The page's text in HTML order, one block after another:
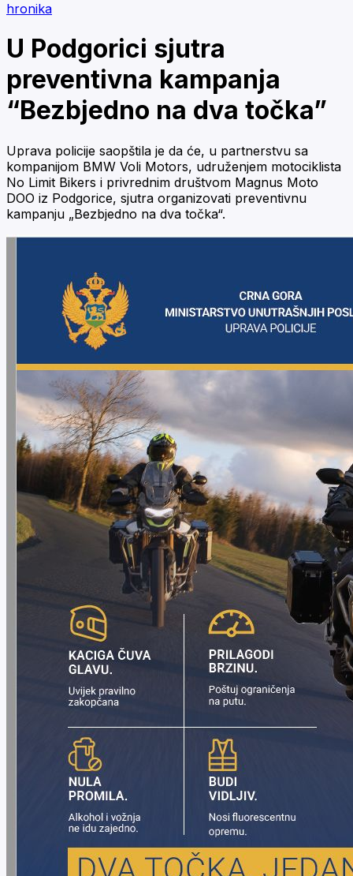
hronika
U Podgorici sjutra
preventivna kampanja
“Bezbjedno na dva točka”
Uprava policije saopštila je da će, u partnerstvu sa
kompanijom BMW Voli Motors, udruženjem motociklista
No Limit Bikers i privrednim društvom Magnus Moto
DOO iz Podgorice, sjutra organizovati preventivnu
kampanju „Bezbjedno na dva točka“.